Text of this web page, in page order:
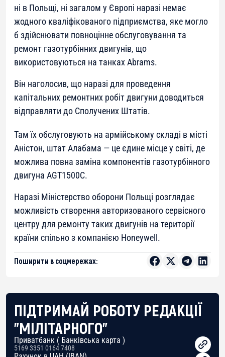
ні в Польщі, ні загалом у Європі наразі немає
жодного кваліфікованого підприємства, яке могло
б здійснювати повноцінне обслуговування та
ремонт газотурбінних двигунів, що
використовуються на танках Abrams.
Він наголосив, що наразі для проведення
капітальних ремонтних робіт двигуни доводиться
відправляти до Сполучених Штатів.
Там їх обслуговують на армійському складі в місті
Аністон, штат Алабама — це єдине місце у світі, де
можлива повна заміна компонентів газотурбінного
двигуна AGT1500C.
Наразі Міністерство оборони Польщі розглядає
можливість створення авторизованого сервісного
центру для ремонту таких двигунів на території
країни спільно з компанією Honeywell.
Поширити в соцмережах:
ПІДТРИМАЙ РОБОТУ РЕДАКЦІЇ
"МІЛІТАРНОГО"
Приватбанк ( Банківська карта )
5169 3351 0164 7408